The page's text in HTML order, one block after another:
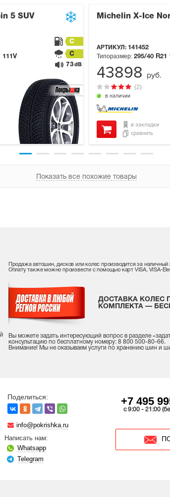
5 SUV
111V
C
C
73 dB
Michelin X-Ice
АРТИКУЛ: 141452
в наличии
(2)
Типоразмер: 295/40 R21
в закладки
сравнить
43898 руб.
Показать все похожие товары
Продажа автошин, дисков или колес производится за наличный
Оплату также можно произвести с помощью карт VISA, VISA-
ДОСТАВКА КОЛЕС
КОМПЛЕКТА —
Вы можете задать интересующий вопрос в разделе «
консультацию по бесплатному номеру: 8 800 500-80-66.
Внимание! Мы не оказываем услуги по хранению шин и
Поделиться:
info@pokrishka.ru
Написать нам:
Whatsapp
Telegram
+7 495
c 9:00 - 21:00